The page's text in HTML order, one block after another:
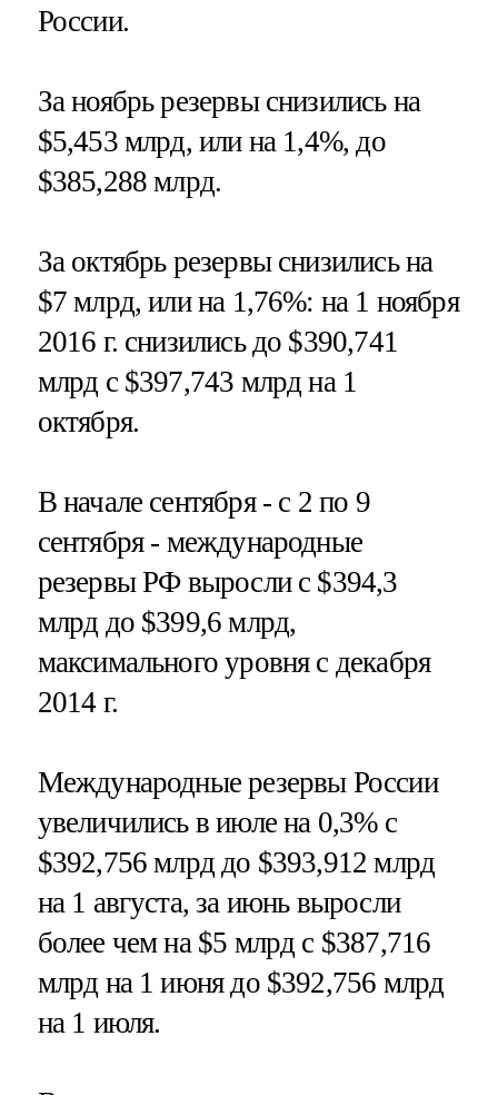
России.
За ноябрь резервы снизились на
$5,453 млрд, или на 1,4%, до
$385,288 млрд.
За октябрь резервы снизились на
$7 млрд, или на 1,76%: на 1 ноября
2016 г. снизились до $390,741
млрд с $397,743 млрд на 1
октября.
В начале сентября - с 2 по 9
сентября - международные
резервы РФ выросли с $394,3
млрд до $399,6 млрд,
максимального уровня с декабря
2014 г.
Международные резервы России
увеличились в июле на 0,3% с
$392,756 млрд до $393,912 млрд
на 1 августа, за июнь выросли
более чем на $5 млрд с $387,716
млрд на 1 июня до $392,756 млрд
на 1 июля.